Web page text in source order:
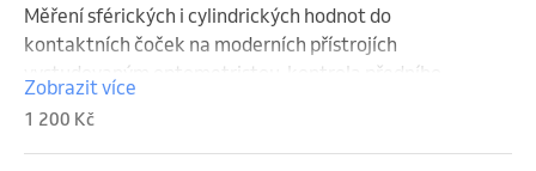
Měření sférických i cylindrických hodnot do
kontaktních čoček na moderních přístrojích
vystudovaným optometristou, kontrola předního
segmentu, aplikace zácvik, zkušební pár (max dva
páry), toleranční test, kontrola.
Zobrazit více
1 200 Kč